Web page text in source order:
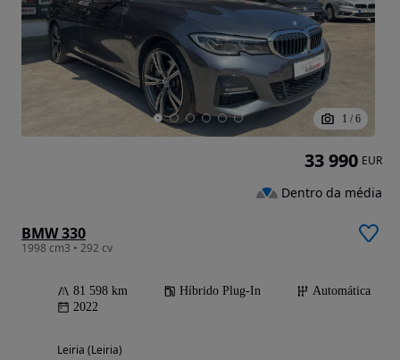
1 / 6
BMW 330
1998 cm3 • 292 cv
81 598 km Híbrido Plug-In
Automática
2022
Leiria (Leiria)
33 990 EUR
Dentro da média